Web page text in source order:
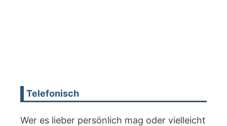
Telefonisch
Wer es lieber persönlich mag oder vielleicht